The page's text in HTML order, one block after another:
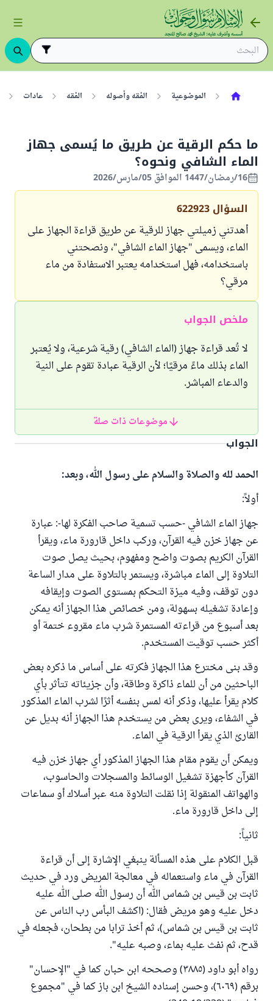
الموضوعية الفقه وأصوله الفقه عادات
ما حكم الرقية عن طريق ما يُسمى جهاز
الماء الشافي ونحوه؟
16/رمضان/1447 الموافق 05/مارس/2026
السؤال 622923
أهدتني زميلتي جهاز للرقية عن طريق قراءة الجهاز على
الماء، ويسمى "جهاز الماء الشافي"، ونصحتني
باستخدامه، فهل استخدامه يعتبر الاستفادة من ماء
مرقي؟
ملخص الجواب
لا تُعد قراءة جهاز (الماء الشافي) رقية شرعية، ولا يُعتبر
الماء بذلك ماءً مرقيًا؛ لأن الرقية عبادة تقوم على النية
والدعاء المباشر.
موضوعات ذات صلة
الجواب
الحمد لله والصلاة والسلام على رسول الله، وبعد:
أولاً:
جهاز الماء الشافي -حسب تسمية صاحب الفكرة لها-: عبارة
عن جهاز خزن فيه القرآن، وركب داخل قارورة ماء، ويقرأ
القرآن الكريم بصوت واضح ومفهوم، بحيث يصل صوت
التلاوة إلى الماء مباشرة، ويستمر بالتلاوة على مدار الساعة
دون توقف، وفيه ميزة التحكم بمستوى الصوت وإيقافه
وإعادة تشغيله بسهولة، ومن خصائص هذا الجهاز أنه يمكن
بعد أسبوع من قراءته المستمرة شرب ماء مقروء ختمة أو
أكثر حسب توقيت المستخدم.
وقد بنى مخترع هذا الجهاز فكرته على أساس ما ذكره بعض
الباحثين من أن للماء ذاكرة وطاقة، وأن جزيئاته تتأثر بأي
كلام يقرأ عليها، وذكر أنه لمس بنفسه أثرًا لشرب الماء المذكور
في الشفاء، ويرى بعض من يستخدم هذا الجهاز أنه بديل عن
القارئ الذي يقرأ الرقية في الماء.
ويمكن أن يقوم مقام هذا الجهاز المذكور أي جهاز خزن فيه
القرآن كأجهزة تشغيل الوسائط والمسجلات والحاسوب،
والهواتف المنقولة إذا نقلت التلاوة منه عبر أسلاك أو سماعات
إلى داخل قارورة ماء.
ثانياً:
قبل الكلام على هذه المسألة ينبغي الإشارة إلى أن قراءة
القرآن في ماء واستعماله في معالجة المريض ورد في حديث
ثابت بن قيس بن شماس الله أن رسول الله صلى الله عليه
دخل عليه وهو مريض فقال: (اكشف البأس رب الناس عن
ثابت بن قيس بن شماس)، ثم أخذ ترابا من بطحان، فجعله في
قدح، ثم نفث عليه بماء، وصبه عليه".
رواه أبو داود (٣٨٨٥) وصححه ابن حبان كما في "الإحسان"
برقم (٦٠٦٩)، وحسن إسناده الشيخ ابن باز كما في "مجموع